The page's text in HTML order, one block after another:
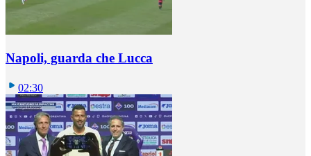
Napoli, guarda che Lucca
02:30